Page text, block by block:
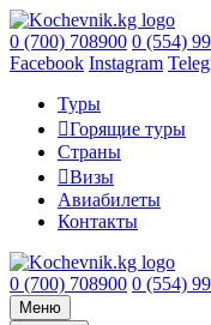
0 (700) 708900 0 (554)
Facebook Instagram
Туры
Горящие туры
Страны
Визы
Авиабилеты
Контакты
0 (700) 708900 0 (554)
Меню